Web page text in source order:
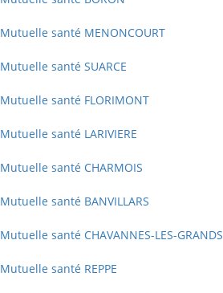
Mutuelle santé MENONCOURT
Mutuelle santé SUARCE
Mutuelle santé FLORIMONT
Mutuelle santé LARIVIERE
Mutuelle santé CHARMOIS
Mutuelle santé BANVILLARS
Mutuelle santé CHAVANNES-LES-GRANDS
Mutuelle santé REPPE